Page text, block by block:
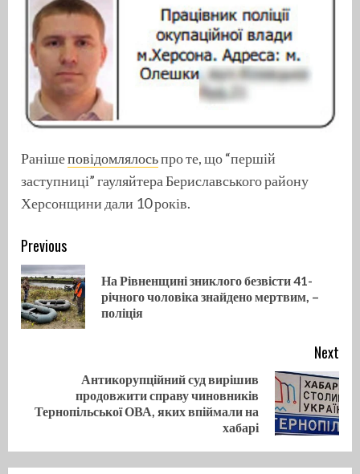
Ранішеповідомлялосьпро те, що “першій
заступниці” гауляйтера Бериславського району
Херсонщини дали 10 років.
Continue
Reading
Previous
На Рівненщині зниклого безвісти 41-
річного чоловіка знайдено мертвим, –
поліція
Next
post:
Антикорупційний суд вирішив
продовжити справу чиновників
Тернопільської ОВА, яких впіймали на
хабарі